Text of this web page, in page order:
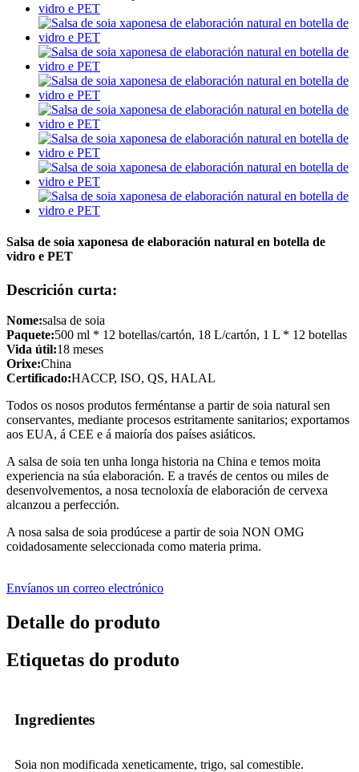
Salsa de soia xaponesa de elaboración natural en botella de
vidro e PET
Descrición curta:
Nome:salsa de soia
Paquete:500 ml * 12 botellas/cartón, 18 L/cartón, 1 L * 12 botellas
Vida útil:18 meses
Orixe:China
Certificado:HACCP, ISO, QS, HALAL
Todos os nosos produtos ferméntanse a partir de soia natural sen
conservantes, mediante procesos estritamente sanitarios; exportamos
aos EUA, á CEE e á maioría dos países asiáticos.
A salsa de soia ten unha longa historia na China e temos moita
experiencia na súa elaboración. E a través de centos ou miles de
desenvolvementos, a nosa tecnoloxía de elaboración de cervexa
alcanzou a perfección.
A nosa salsa de soia prodúcese a partir de soia NON OMG
coidadosamente seleccionada como materia prima.
Envíanos un correo electrónico
Detalle do produto
Etiquetas do produto
Ingredientes
Soia non modificada xeneticamente, trigo, sal comestible.